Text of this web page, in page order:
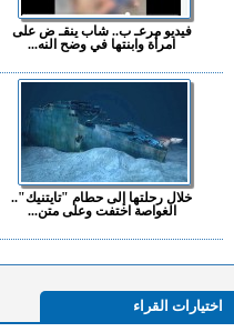
فيديو مرعـ ب.. شاب ينقـ ض على
امرأة وابنتها في وضح النه...
خلال رحلتها إلى حطام "تايتنيك"..
الغواصة اختفت وعلى متن...
اختيارات القراء